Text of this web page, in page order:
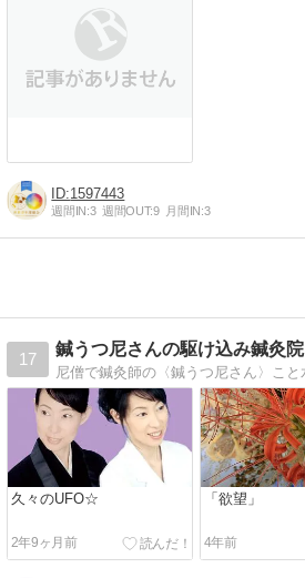
1597443
週間IN:3 週間OUT:9 月間IN:3
17
鍼うつ尼さんの駆け込み鍼灸院
久々のUFO☆
2年9ヶ月前
「欲望」
4年前